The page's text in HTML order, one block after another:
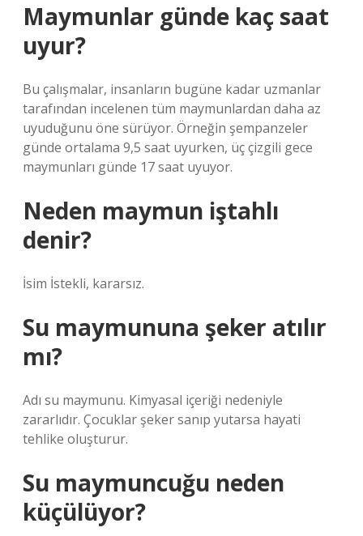
Maymunlar günde kaç saat
uyur?
Bu çalışmalar, insanların bugüne kadar uzmanlar
tarafından incelenen tüm maymunlardan daha az
uyuduğunu öne sürüyor. Örneğin şempanzeler
günde ortalama 9,5 saat uyurken, üç çizgili gece
maymunları günde 17 saat uyuyor.
Neden maymun iştahlı
denir?
İsim İstekli, kararsız.
Su maymununa şeker atılır
mı?
Adı su maymunu. Kimyasal içeriği nedeniyle
zararlıdır. Çocuklar şeker sanıp yutarsa ​​hayati
tehlike oluşturur.
Su maymuncuğu neden
küçülüyor?